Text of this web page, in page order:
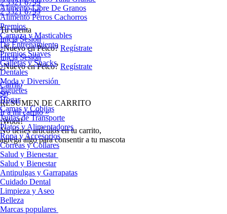
2 3321 6799
2 3321 6799
Tu cuenta
Inicia Sesión
¿Nuevo en Petco? Regístrate
Inicia Sesión
¿Nuevo en Petco? Regístrate
Carrito
$0
RESUMEN DE CARRITO
Ir a mi carrito »
¡Woof!
No tíenes artículos en tu carrito,
agrega algo para consentir a tu mascota
Alimento Libre De Granos
Alimento Perros Cachorros
Premios
Carnaza y Masticables
De Entrenamiento
Premios Suaves
Galletas y Snacks
Dentales
Moda y Diversión
Juguetes
Hogar
Camas y Cobijas
Jaulas de Transporte
Platos y Alimentadores
Ropa y Accesorios
Correas y Collares
Salud y Bienestar
Salud y Bienestar
Antipulgas y Garrapatas
Cuidado Dental
Limpieza y Aseo
Belleza
Marcas populares